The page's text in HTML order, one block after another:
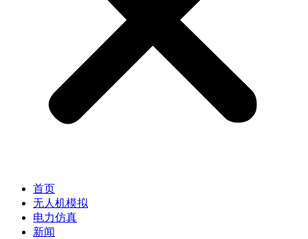
首页
无人机模拟
电力仿真
新闻